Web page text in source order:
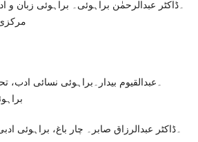
مرکزی
(10)۔ڈاکٹر عبدالرزاق صابر۔ چار باغ، براہوئی ادبی